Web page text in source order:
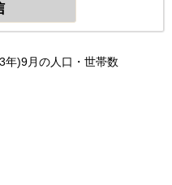
年)9月の人口・世帯数